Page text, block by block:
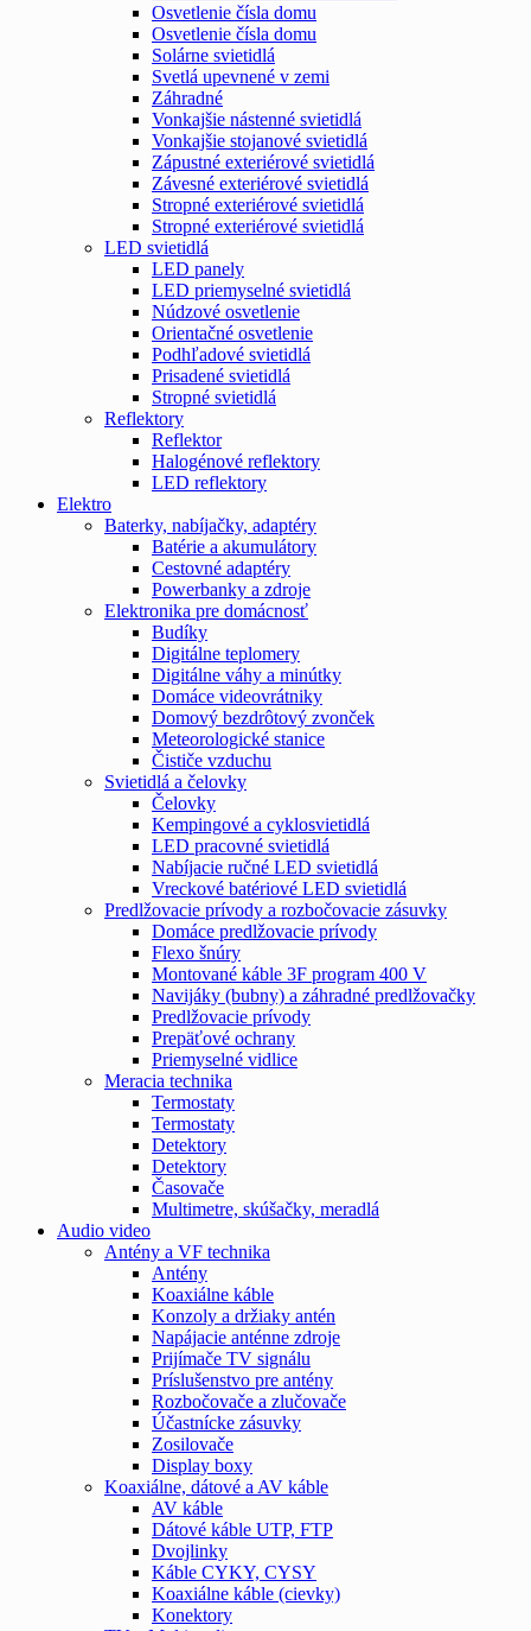
Osvetlenie čísla domu
Osvetlenie čísla domu
Solárne svietidlá
Svetlá upevnené v zemi
Záhradné
Vonkajšie nástenné svietidlá
Vonkajšie stojanové svietidlá
Zápustné exteriérové svietidlá
Závesné exteriérové svietidlá
Stropné exteriérové svietidlá
Stropné exteriérové svietidlá
LED svietidlá
LED panely
LED priemyselné svietidlá
Núdzové osvetlenie
Orientačné osvetlenie
Podhľadové svietidlá
Prisadené svietidlá
Stropné svietidlá
Reflektory
Reflektor
Halogénové reflektory
LED reflektory
Elektro
Baterky, nabíjačky, adaptéry
Batérie a akumulátory
Cestovné adaptéry
Powerbanky a zdroje
Elektronika pre domácnosť
Budíky
Digitálne teplomery
Digitálne váhy a minútky
Domáce videovrátniky
Domový bezdrôtový zvonček
Meteorologické stanice
Čističe vzduchu
Svietidlá a čelovky
Čelovky
Kempingové a cyklosvietidlá
LED pracovné svietidlá
Nabíjacie ručné LED svietidlá
Vreckové batériové LED svietidlá
Predlžovacie prívody a rozbočovacie zásuvky
Domáce predlžovacie prívody
Flexo šnúry
Montované káble 3F program 400 V
Navijáky (bubny) a záhradné predlžovačky
Predlžovacie prívody
Prepäťové ochrany
Priemyselné vidlice
Meracia technika
Termostaty
Termostaty
Detektory
Detektory
Časovače
Multimetre, skúšačky, meradlá
Audio video
Antény a VF technika
Antény
Koaxiálne káble
Konzoly a držiaky antén
Napájacie anténne zdroje
Prijímače TV signálu
Príslušenstvo pre antény
Rozbočovače a zlučovače
Účastnícke zásuvky
Zosilovače
Display boxy
Koaxiálne, dátové a AV káble
AV káble
Dátové káble UTP, FTP
Dvojlinky
Káble CYKY, CYSY
Koaxiálne káble (cievky)
Konektory